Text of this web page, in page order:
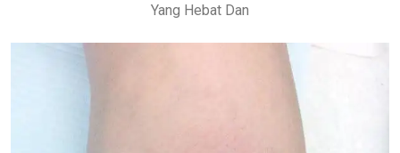
Yang Hebat Dan